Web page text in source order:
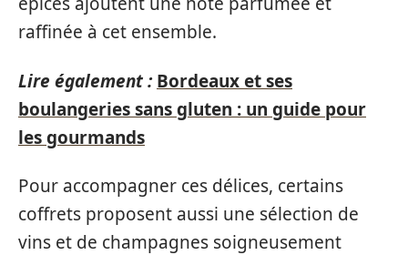
raffinée à cet ensemble.
Lire également : Bordeaux et ses
boulangeries sans gluten : un guide pour
les gourmands
Pour accompagner ces délices, certains
coffrets proposent aussi une sélection de
vins et de champagnes soigneusement